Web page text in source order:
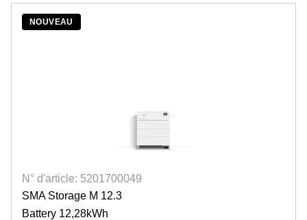
NOUVEAU
N° d'article: 5201700049
SMA Storage M 12.3
Battery 12,28kWh